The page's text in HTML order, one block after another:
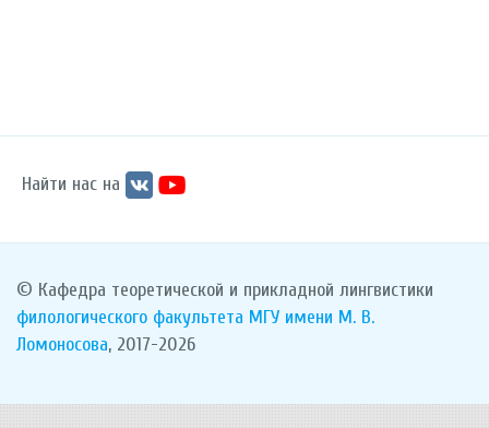
Найти нас на
© Кафедра теоретической и прикладной лингвистики
филологического факультета МГУ имени М. В.
Ломоносова, 2017-2026